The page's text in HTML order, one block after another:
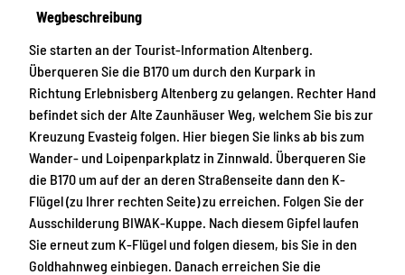
Wegbeschreibung
Sie starten an der Tourist-Information Altenberg.
Überqueren Sie die B170 um durch den Kurpark in
Richtung Erlebnisberg Altenberg zu gelangen. Rechter Hand
befindet sich der Alte Zaunhäuser Weg, welchem Sie bis zur
Kreuzung Evasteig folgen. Hier biegen Sie links ab bis zum
Wander- und Loipenparkplatz in Zinnwald. Überqueren Sie
die B170 um auf der an deren Straßenseite dann den K-
Flügel (zu Ihrer rechten Seite) zu erreichen. Folgen Sie der
Ausschilderung BIWAK-Kuppe. Nach diesem Gipfel laufen
Sie erneut zum K-Flügel und folgen diesem, bis Sie in den
Goldhahnweg einbiegen. Danach erreichen Sie die